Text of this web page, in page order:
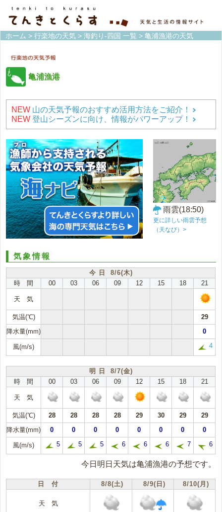
ホーム > 行楽地の天気 > 海釣り-四国 一覧 > 亀浦漁港の天気
亀浦漁港
NEW 山の天気予報のおすすめ活用方法をご紹介！
NEW 登山シーズンに向け、情報がパワーアップ！
雨雲(18:50)
更に詳しい雨雲予想
（天なび）>
気象情報
今 日 8/6(木)
時 間
00 03 06 09 12 15 18 21
天 気
気温(℃)
29
降水量(mm)
0
風(m/s) 4
明 日 8/7(金)
時 間
00 03 06 09 12 15 18 21
天 気
気温(℃) 28 28 28 28 29 30 29
29
降水量(mm)
0 0 0 0 0 0 0 0
風(m/s) 5 5 5 6 6 6 7 6
今日明日天気は亀浦漁港の予想です。
日 付 8/8(土) 8/9(日) 8/10(月)
天 気